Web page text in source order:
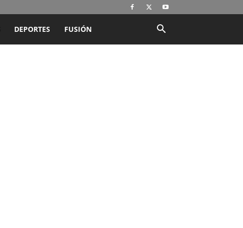
DEPORTES FUSIÓN